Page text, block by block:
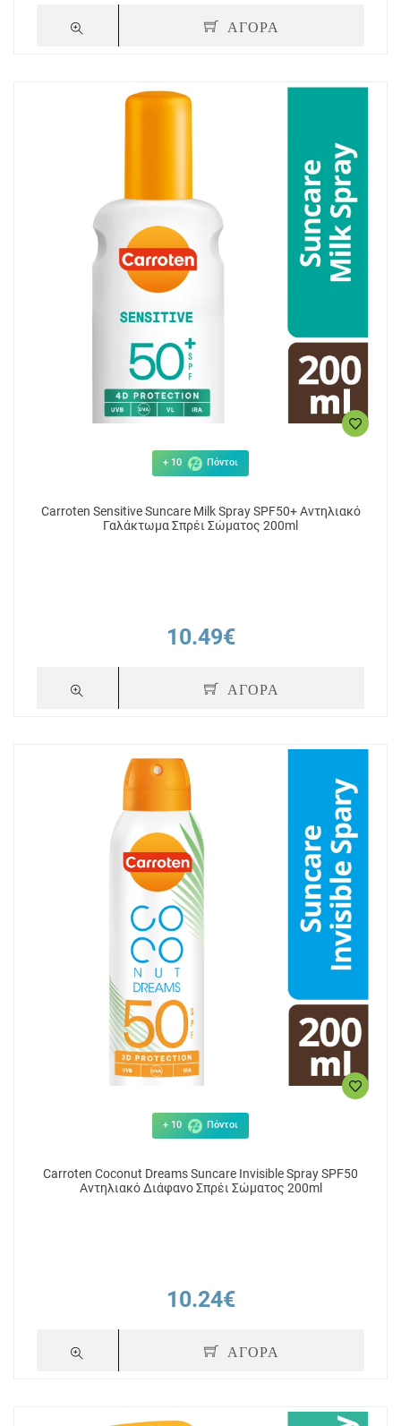
ΑΓΟΡΑ
+ 10 Πόντοι
Carroten Sensitive Suncare Milk Spray SPF50+ Αντηλιακό
Γαλάκτωμα Σπρέι Σώματος 200ml
10.49€
ΑΓΟΡΑ
+ 10 Πόντοι
Carroten Coconut Dreams Suncare Invisible Spray SPF50
Αντηλιακό Διάφανο Σπρέι Σώματος 200ml
10.24€
ΑΓΟΡΑ